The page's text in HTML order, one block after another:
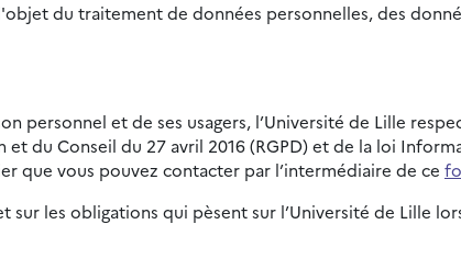
du traitement de données personnelles, des
personnel et de ses usagers, l’Université de Lille
du Conseil du 27 avril 2016 (RGPD) et de la loi
que vous pouvez contacter par l’intermédiaire de ce
les obligations qui pèsent sur l’Université de Lille